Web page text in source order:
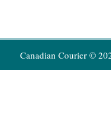
Canadian Courier ©